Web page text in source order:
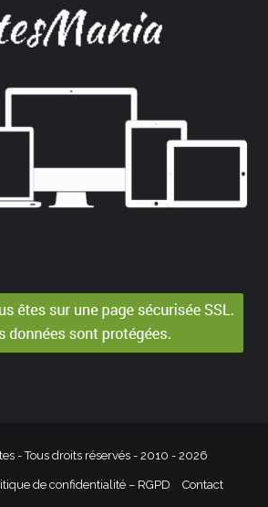
- Tous droits réservés - 2010 - 2026
de confidentialité – RGPD Contact